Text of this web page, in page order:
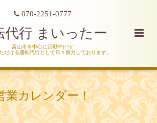
070-2251-0777
代行 まいったー
富山市を中心に活動中(^^)/
だける運転代行として日々努力しております。
業カレンダー！